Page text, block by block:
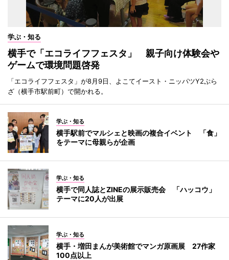
学ぶ・知る
横手で「エコライフフェスタ」 親子向け体験会や
ゲームで環境問題啓発
「エコライフフェスタ」が8月9日、よこてイースト・ニッパツY2ぷら
ざ（横手市駅前町）で開かれる。
学ぶ・知る
横手駅前でマルシェと映画の複合イベント 「食」
をテーマに母親らが企画
学ぶ・知る
横手で同人誌とZINEの展示販売会 「ハッコウ」
テーマに20人が出展
学ぶ・知る
横手・増田まんが美術館でマンガ原画展 27作家
100点以上